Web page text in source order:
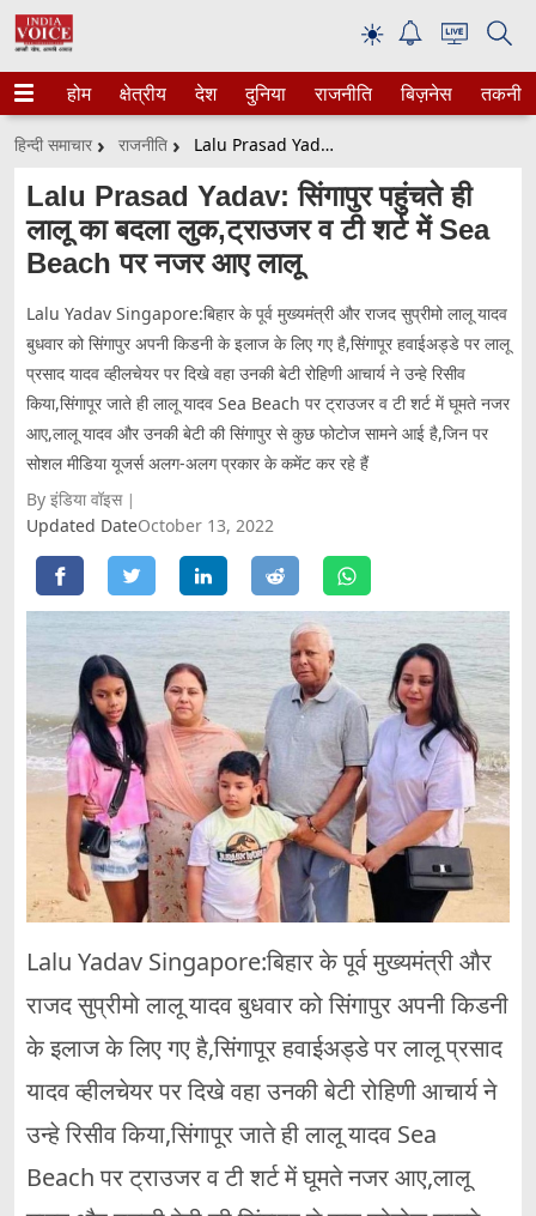
☀
होम क्षेत्रीय देश दुनिया राजनीति बिज़नेस तकनीक
हिन्दी समाचार राजनीति Lalu Prasad Yadav: सिंगापुर पहुंचते ही लालू का बदला लुक,ट्राउजर व टी शर्ट में Sea Beach पर नजर आए लालू
Lalu Prasad Yadav: सिंगापुर पहुंचते ही
लालू का बदला लुक,ट्राउजर व टी शर्ट में Sea
Beach पर नजर आए लालू
Lalu Yadav Singapore:बिहार के पूर्व मुख्यमंत्री और राजद सुप्रीमो लालू यादव
बुधवार को सिंगापुर अपनी किडनी के इलाज के लिए गए है,सिंगापूर हवाईअड्डे पर लालू
प्रसाद यादव व्हीलचेयर पर दिखे वहा उनकी बेटी रोहिणी आचार्य ने उन्हे रिसीव
किया,सिंगापूर जाते ही लालू यादव Sea Beach पर ट्राउजर व टी शर्ट में घूमते नजर
आए,लालू यादव और उनकी बेटी की सिंगापुर से कुछ फोटोज सामने आई है,जिन पर
सोशल मीडिया यूजर्स अलग-अलग प्रकार के कमेंट कर रहे हैं
By इंडिया वॉइस
Updated DateOctober 13, 2022
Lalu Yadav Singapore:बिहार के पूर्व मुख्यमंत्री और
राजद सुप्रीमो लालू यादव बुधवार को सिंगापुर अपनी किडनी
के इलाज के लिए गए है,सिंगापूर हवाईअड्डे पर लालू प्रसाद
यादव व्हीलचेयर पर दिखे वहा उनकी बेटी रोहिणी आचार्य ने
उन्हे रिसीव किया,सिंगापूर जाते ही लालू यादव Sea
Beach पर ट्राउजर व टी शर्ट में घूमते नजर आए,लालू